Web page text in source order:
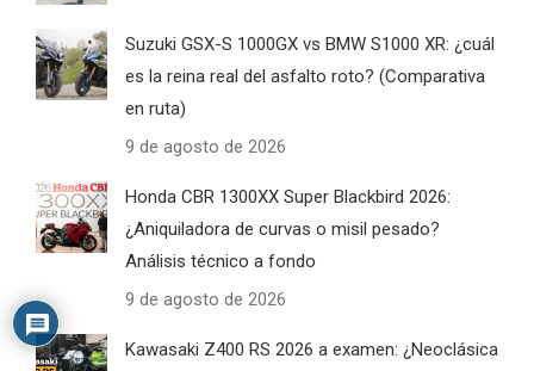
Suzuki GSX-S 1000GX vs BMW S1000 XR: ¿cuál
es la reina real del asfalto roto? (Comparativa
en ruta)
9 de agosto de 2026
Honda CBR 1300XX Super Blackbird 2026:
¿Aniquiladora de curvas o misil pesado?
Análisis técnico a fondo
9 de agosto de 2026
Kawasaki Z400 RS 2026 a examen: ¿Neoclásica